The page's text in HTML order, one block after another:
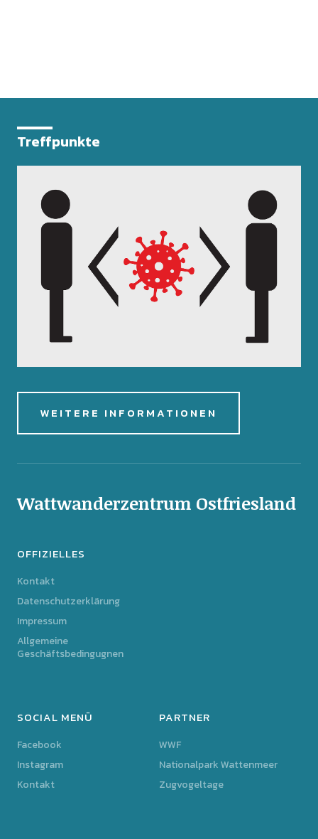
Treffpunkte
WEITERE INFORMATIONEN
Wattwanderzentrum Ostfriesland
OFFIZIELLES
Kontakt
Datenschutzerklärung
Impressum
Allgemeine
Geschäftsbedingugnen
SOCIAL MENÜ
Facebook
Instagram
Kontakt
PARTNER
WWF
Nationalpark Wattenmeer
Zugvogeltage